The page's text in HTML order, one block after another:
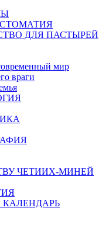
ДЛЯ ПАСТЫРЕЙ
мир
враги
ЧЕТИИХ-МИНЕЙ